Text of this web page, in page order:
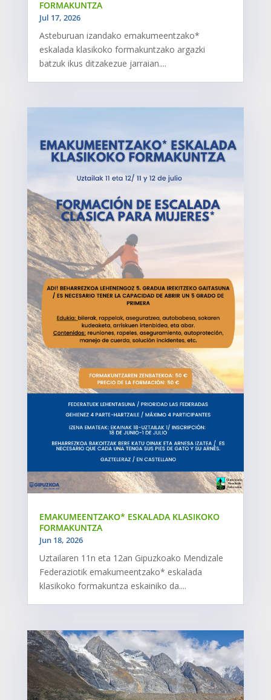
FORMAKUNTZA
Jul 17, 2026
Asteburuan izandako emakumeentzako*
eskalada klasikoko formakuntzako argazki
batzuk ikus ditzakezue jarraian....
EMAKUMEENTZAKO* ESKALADA KLASIKOKO
FORMAKUNTZA
Jun 18, 2026
Uztailaren 11n eta 12an Gipuzkoako Mendizale
Federaziotik emakumeentzako* eskalada
klasikoko formakuntza eskainiko da....